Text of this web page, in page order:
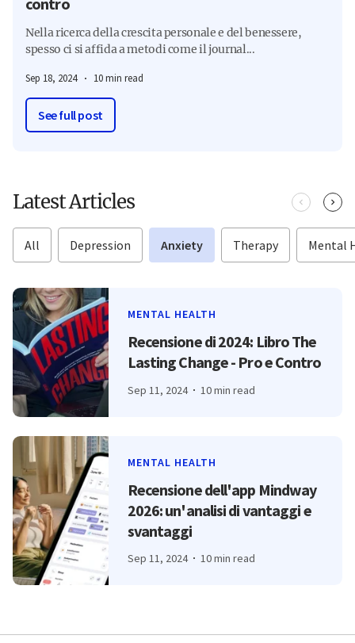
Nella ricerca della crescita personale e del benessere,
spesso ci si affida a metodi come il journal...
Sep 18, 2024 10 min read
See full post
Latest Articles
All Depression Anxiety Therapy Mental
MENTAL HEALTH
Recensione di 2024: Libro The
Lasting Change - Pro e Contro
Sep 11, 2024 10 min read
MENTAL HEALTH
Recensione dell'app Mindway
2026: un'analisi di vantaggi e
svantaggi
Sep 11, 2024 10 min read